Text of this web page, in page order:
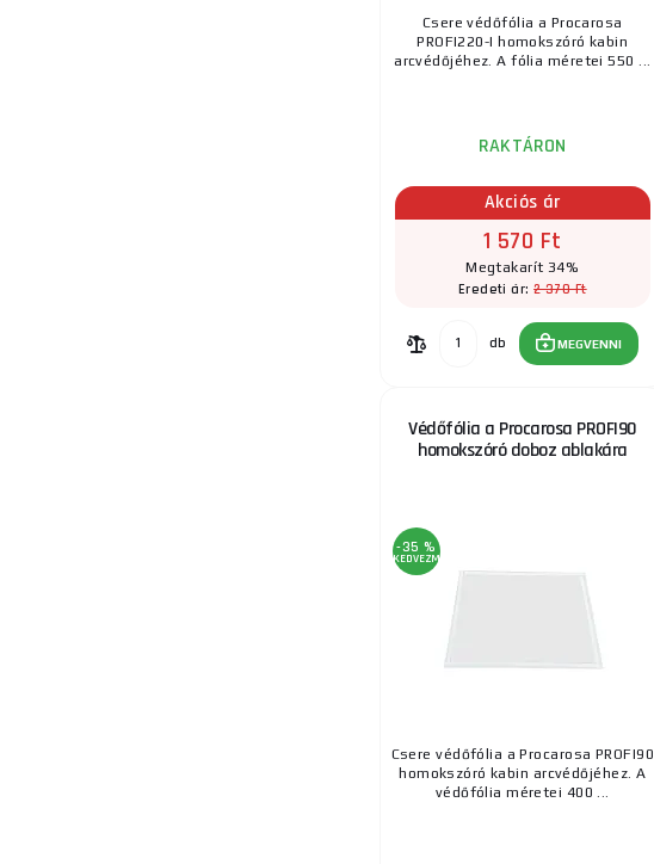
9.
Csere védőfólia a Procarosa
PROFI220-I homokszóró kabin
arcvédőjéhez. A fólia méretei 550 ...
RAKTÁRON
Akciós ár
1 570 Ft
Megtakarít 34%
Eredeti ár:2 370 Ft
db MEGVENNI
Védőfólia a Procarosa PROFI90
homokszóró doboz ablakára
-35 %
KEDVEZMÉNY
Csere védőfólia a Procarosa PROFI90
homokszóró kabin arcvédőjéhez. A
védőfólia méretei 400 ...